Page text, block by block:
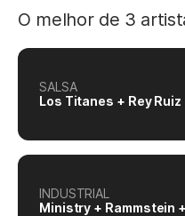
O melhor de 3
SALSA
Los Titanes + Rey Ruiz
INDUSTRIAL
Ministry + Rammstein